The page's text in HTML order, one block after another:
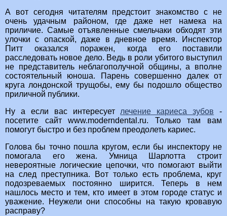
А вот сегодня читателям предстоит знакомство с не
очень удачным районом, где даже нет намека на
приличие. Самые отъявленные смельчаки обходят эти
улочки с опаской, даже в дневное время. Инспектор
Питт оказался поражен, когда его поставили
расследовать новое дело. Ведь в роли убитого выступил
не представитель неблагополучной общины, а вполне
состоятельный юноша. Парень совершенно далек от
круга лондонской трущобы, ему бы подошло общество
приличной публики.
Ну а если вас интересуетлечение кариеса зубов -
посетите сайт www.moderndental.ru. Только там вам
помогут быстро и без проблем преодолеть кариес.
Голова бы точно пошла кругом, если бы инспектору не
помогала его жена. Умница Шарлотта строит
невероятные логические цепочки, что помогают выйти
на след преступника. Вот только есть проблема, круг
подозреваемых постоянно ширится. Теперь в нем
нашлось место и тем, кто имеет в этом городе статус и
уважение. Неужели они способны на такую кровавую
расправу?